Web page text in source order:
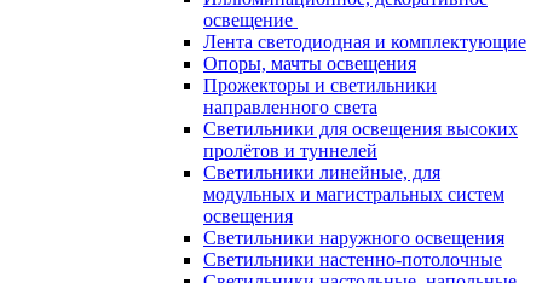
освещение
Лента светодиодная и комплектующие
Опоры, мачты освещения
Прожекторы и светильники
направленного света
Светильники для освещения высоких
пролётов и туннелей
Светильники линейные, для
модульных и магистральных систем
освещения
Светильники наружного освещения
Светильники настенно-потолочные